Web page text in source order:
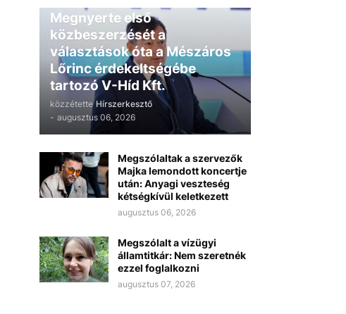
Megnyerte első
közbeszerzését a
választások óta a Mészáros
Lőrinc érdekeltségébe
tartozó V-Híd Kft.
közzétette Hírszerkesztő
- augusztus 06, 2026
Megszólaltak a szervezők
Majka lemondott koncertje
után: Anyagi veszteség
kétségkívül keletkezett
augusztus 06, 2026
Megszólalt a vízügyi
államtitkár: Nem szeretnék
ezzel foglalkozni
augusztus 07, 2026